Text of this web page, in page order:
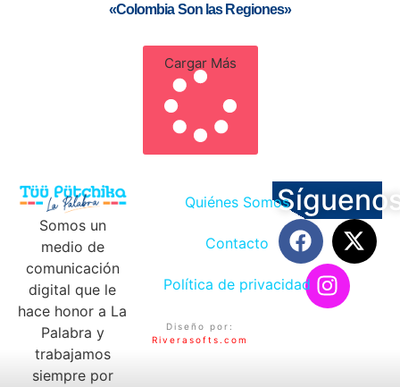
«Colombia Son las Regiones»
Cargar Más
Somos un
medio de
comunicación
digital que le
hace honor a La
Palabra y
trabajamos
siempre por
Quiénes Somos
Contacto
Política de privacidad
Diseño por:
Riverasofts.com